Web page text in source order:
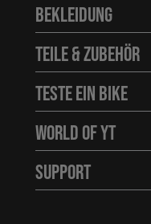
Bekleidung
Teile & Zubehör
Teste ein Bike
World of YT
Support